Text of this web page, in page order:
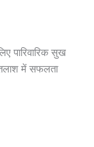
पारिवारिक सुख
तलाश में सफलता